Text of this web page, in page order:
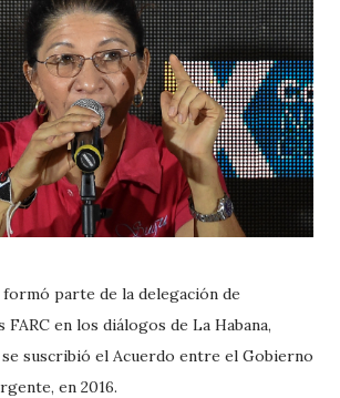
parte de la delegación de
FARC en los diálogos de La Habana,
suscribió el Acuerdo entre el Gobierno
en 2016.